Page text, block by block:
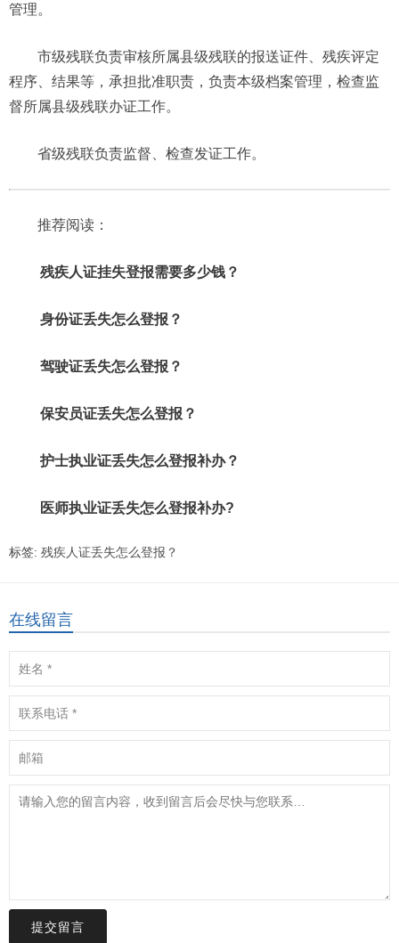
管理。
市级残联负责审核所属县级残联的报送证件、残疾评定
程序、结果等，承担批准职责，负责本级档案管理，检查监
督所属县级残联办证工作。
省级残联负责监督、检查发证工作。
推荐阅读：
残疾人证挂失登报需要多少钱？
身份证丢失怎么登报？
驾驶证丢失怎么登报？
保安员证丢失怎么登报？
护士执业证丢失怎么登报补办？
医师执业证丢失怎么登报补办?
标签: 残疾人证丢失怎么登报？
在线留言
提交留言